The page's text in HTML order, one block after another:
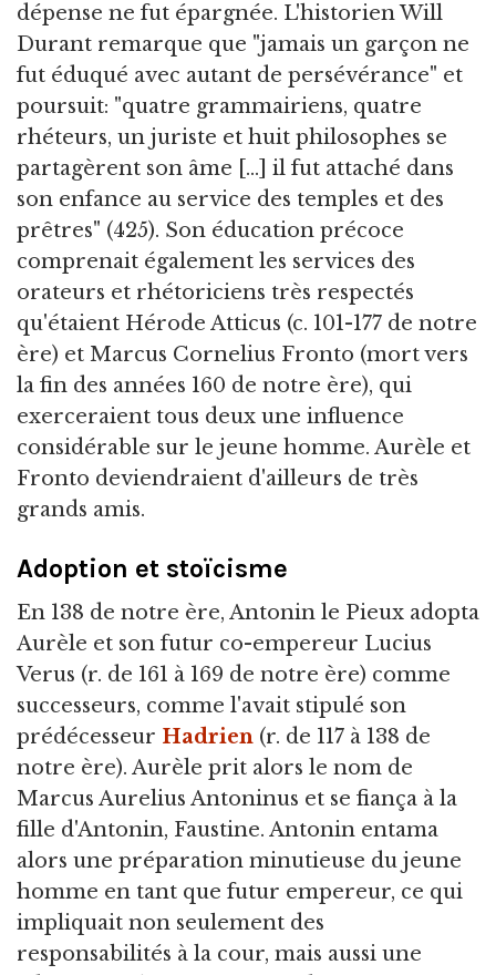
dépense ne fut épargnée. L'historien Will
Durant remarque que "jamais un garçon ne
fut éduqué avec autant de persévérance" et
poursuit: "quatre grammairiens, quatre
rhéteurs, un juriste et huit philosophes se
partagèrent son âme [...] il fut attaché dans
son enfance au service des temples et des
prêtres" (425). Son éducation précoce
comprenait également les services des
orateurs et rhétoriciens très respectés
qu'étaient Hérode Atticus (c. 101-177 de notre
ère) et Marcus Cornelius Fronto (mort vers
la fin des années 160 de notre ère), qui
exerceraient tous deux une influence
considérable sur le jeune homme. Aurèle et
Fronto deviendraient d'ailleurs de très
grands amis.
Adoption et stoïcisme
En 138 de notre ère, Antonin le Pieux adopta
Aurèle et son futur co-empereur Lucius
Verus (r. de 161 à 169 de notre ère) comme
successeurs, comme l'avait stipulé son
prédécesseur Hadrien (r. de 117 à 138 de
notre ère). Aurèle prit alors le nom de
Marcus Aurelius Antoninus et se fiança à la
fille d'Antonin, Faustine. Antonin entama
alors une préparation minutieuse du jeune
homme en tant que futur empereur, ce qui
impliquait non seulement des
responsabilités à la cour, mais aussi une